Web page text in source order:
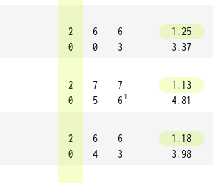
2
0
6
0
6
3
1.25
3.37
2
0
7
5
7
6 1
1.13
4.81
2
0
6
4
6
3
1.18
3.98